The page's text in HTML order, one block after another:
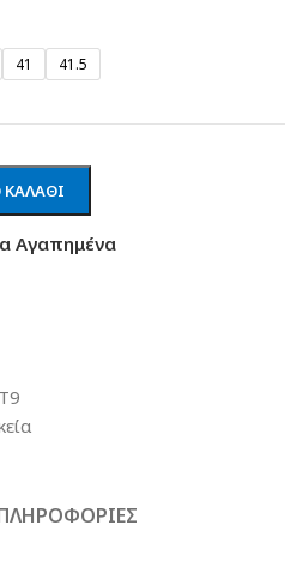
41 41.5
Αγαπημένα